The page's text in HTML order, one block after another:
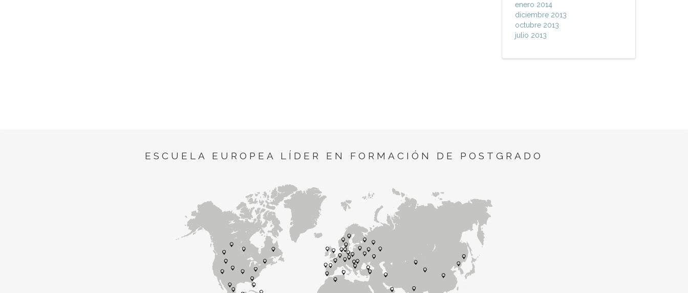
enero 2014
diciembre 2013
octubre 2013
julio 2013
ESCUELA EUROPEA LÍDER EN FORMACIÓN DE POSTGRADO